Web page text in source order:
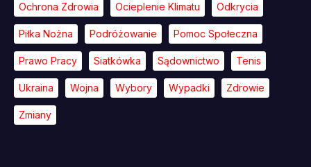
Ochrona Zdrowia Ocieplenie Klimatu Odkrycia
Piłka Nożna Podróżowanie Pomoc Społeczna
Prawo Pracy Siatkówka Sądownictwo Tenis
Ukraina Wojna Wybory Wypadki Zdrowie
Zmiany